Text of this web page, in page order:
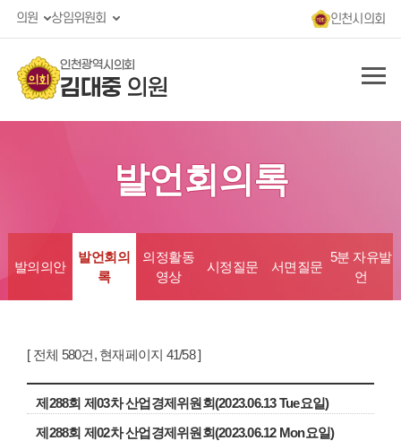
의원 상임위원회 인천시의회
인천광역시의회
김대중 의원
발언회의록
발의의안
발언회의
록
의정활동
영상
시정질문 서면질문
5분 자유발
언
[ 전체 580건, 현재페이지 41/58 ]
제288회 제03차 산업경제위원회(2023.06.13 Tue요일)
제288회 제02차 산업경제위원회(2023.06.12 Mon요일)